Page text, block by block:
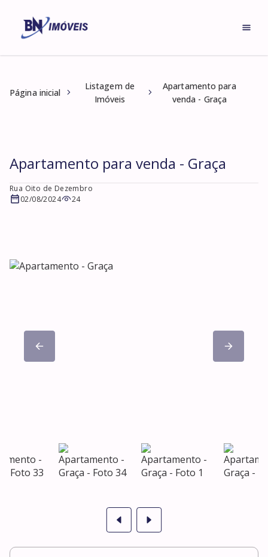
Página inicial
Listagem de
Imóveis
Apartamento para
venda - Graça
Apartamento para venda - Graça
Rua Oito de Dezembro
02/08/2024
24